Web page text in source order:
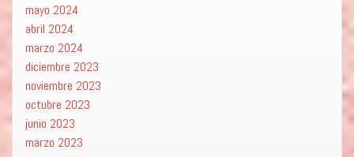
mayo 2024
abril 2024
marzo 2024
diciembre 2023
noviembre 2023
octubre 2023
junio 2023
marzo 2023